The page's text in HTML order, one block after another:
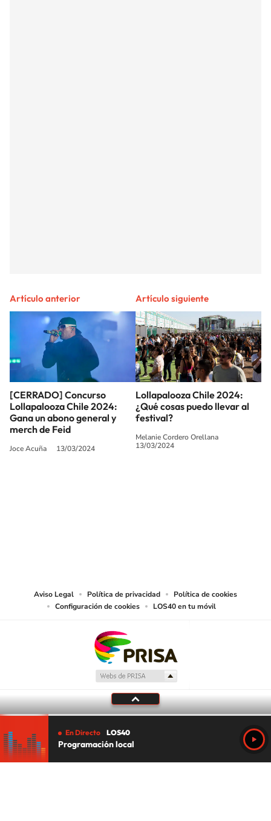
Artículo anterior
[CERRADO] Concurso
Lollapalooza Chile 2024:
Gana un abono general y
merch de Feid
Joce Acuña 13/03/2024
Artículo siguiente
Lollapalooza Chile 2024:
¿Qué cosas puedo llevar al
festival?
Melanie Cordero Orellana
13/03/2024
Aviso Legal Política de privacidad
Política de cookies
Configuración de cookies
LOS40 en tu móvil
En Directo LOS40
Programación local